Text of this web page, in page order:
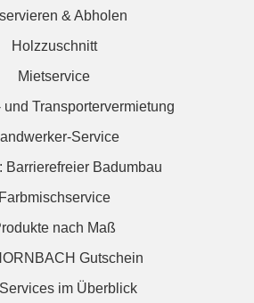
& Abholen
Holzzuschnitt
Mietservice
Transportervermietung
Service
Barrierefreier Badumbau
Farbmischservice
nach Maß
Gutschein
im Überblick